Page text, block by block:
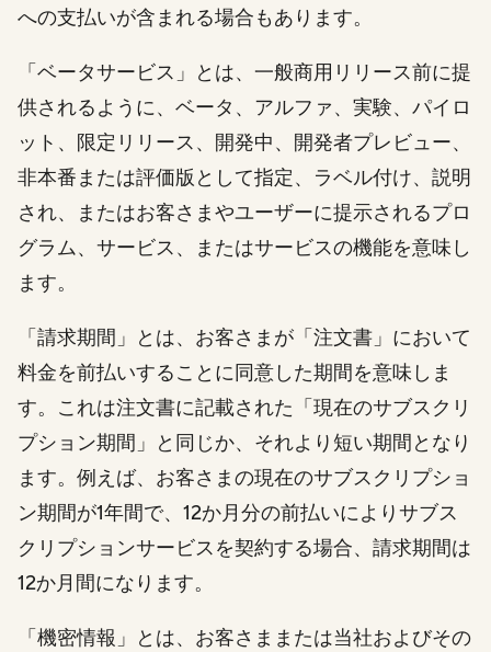
への支払いが含まれる場合もあります。
「ベータサービス」とは、一般商用リリース前に提
供されるように、ベータ、アルファ、実験、パイロ
ット、限定リリース、開発中、開発者プレビュー、
非本番または評価版として指定、ラベル付け、説明
され、またはお客さまやユーザーに提示されるプロ
グラム、サービス、またはサービスの機能を意味し
ます。
「請求期間」とは、お客さまが「注文書」において
料金を前払いすることに同意した期間を意味しま
す。これは注文書に記載された「現在のサブスクリ
プション期間」と同じか、それより短い期間となり
ます。例えば、お客さまの現在のサブスクリプショ
ン期間が1年間で、12か月分の前払いによりサブス
クリプションサービスを契約する場合、請求期間は
12か月間になります。
「機密情報」とは、お客さままたは当社およびその